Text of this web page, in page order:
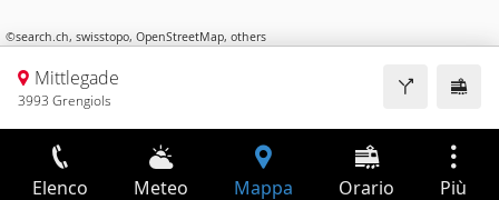
©search.ch, swisstopo, OpenStreetMap, others
Mittlegade
3993 Grengiols
Elenco Meteo Mappa Orario Più